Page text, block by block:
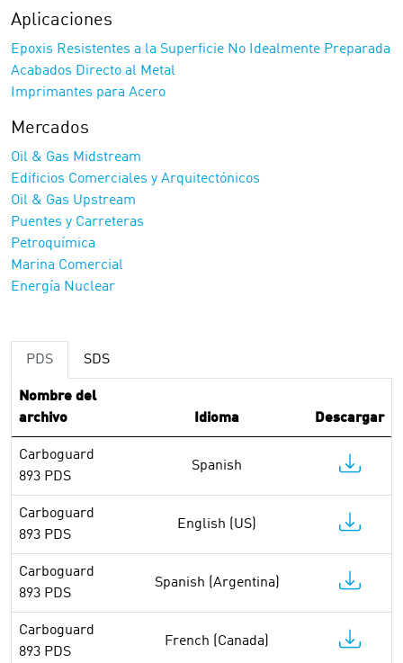
Aplicaciones
Epoxis Resistentes a la Superficie No Idealmente Preparada
Acabados Directo al Metal
Imprimantes para Acero
Mercados
Oil & Gas Midstream
Edificios Comerciales y Arquitectónicos
Oil & Gas Upstream
Puentes y Carreteras
Petroquímica
Marina Comercial
Energía Nuclear
PDS SDS
Nombre del
archivo
Idioma Descargar
Carboguard
893 PDS
Spanish
Carboguard
893 PDS
English (US)
Carboguard
893 PDS
Spanish (Argentina)
Carboguard
893 PDS
French (Canada)